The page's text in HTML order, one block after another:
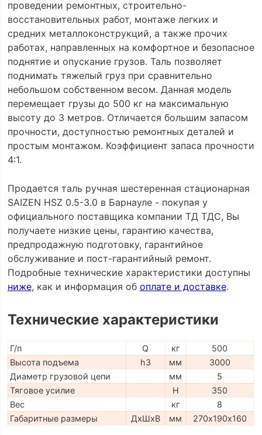
проведении ремонтных, строительно-
восстановительных работ, монтаже легких и
средних металлоконструкций, а также прочих
работах, направленных на комфортное и безопасное
поднятие и опускание грузов. Таль позволяет
поднимать тяжелый груз при сравнительно
небольшом собственном весом. Данная модель
перемещает грузы до 500 кг на максимальную
высоту до 3 метров. Отличается большим запасом
прочности, доступностью ремонтных деталей и
простым монтажом. Коэффициент запаса прочности
4:1.
Продается таль ручная шестеренная стационарная
SAIZEN HSZ 0.5-3.0 в Барнауле - покупая у
официального поставщика компании ТД ТДС, Вы
получаете низкие цены, гарантию качества,
предпродажную подготовку, гарантийное
обслуживание и пост-гарантийный ремонт.
Подробные технические характеристики доступны
ниже, как и информация об оплате и доставке.
Технические характеристики
Г/п Q кг
500
Высота подъема
h3 мм
3000
Диаметр грузовой цепи
мм
5
Тяговое усилие
H
350
Вес
кг
8
Габаритные размеры
ДхШхВ мм 270х190х160